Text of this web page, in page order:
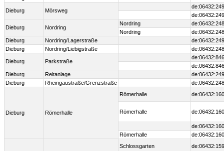
Dieburg Mörsweg
Dieburg Nordring
Nordring
Nordring
Dieburg
Nordring/Lagerstraße
Dieburg
Nordring/Liebigstraße
Dieburg Parkstraße
Dieburg
Reitanlage
Dieburg
Rheingaustraße/Grenzstraße
Dieburg Römerhalle
Römerhalle
Römerhalle
Römerhalle
Schlossgarten